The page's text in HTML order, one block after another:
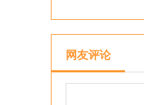
网友评论